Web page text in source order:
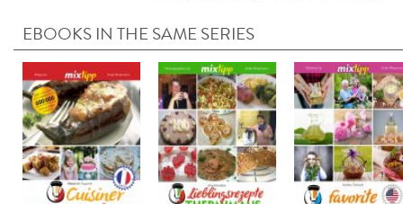
EBOOKS IN THE SAME SERIES